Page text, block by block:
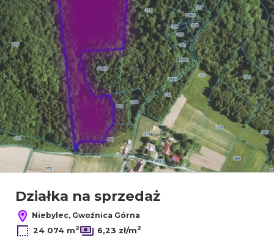
Działka na sprzedaż
Niebylec, Gwoźnica Górna
24 074 m2 6,23 zł/m2